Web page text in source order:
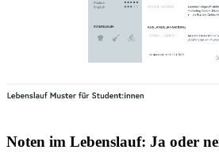
Noten im Lebenslauf: Ja oder